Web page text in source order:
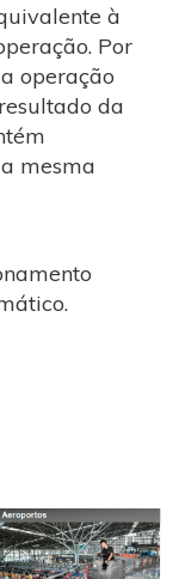
à
Por
operação
da
mesma